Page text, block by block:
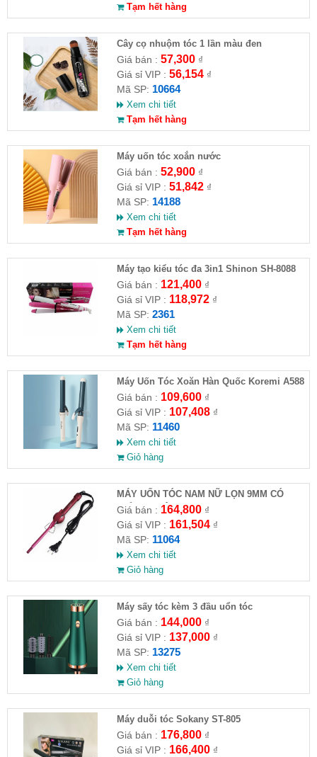
Tạm hết hàng
Cây cọ nhuộm tóc 1 lần màu đen
Giá bán : 57,300₫
Giá sỉ VIP : 56,154₫
Mã SP: 10664
Xem chi tiết
Tạm hết hàng
Máy uốn tóc xoắn nước
Giá bán : 52,900₫
Giá sỉ VIP : 51,842₫
Mã SP: 14188
Xem chi tiết
Tạm hết hàng
Máy tạo kiểu tóc đa 3in1 Shinon SH-8088
Giá bán : 121,400₫
Giá sỉ VIP : 118,972₫
Mã SP: 2361
Xem chi tiết
Tạm hết hàng
Máy Uốn Tóc Xoăn Hàn Quốc Koremi A588
Giá bán : 109,600₫
Giá sỉ VIP : 107,408₫
Mã SP: 11460
Xem chi tiết
Giỏ hàng
MÁY UỐN TÓC NAM NỮ LỌN 9MM CÓ
CHỈNH NHIỆT KEMEI - 1023
Giá bán : 164,800₫
Giá sỉ VIP : 161,504₫
Mã SP: 11064
Xem chi tiết
Giỏ hàng
Máy sấy tóc kèm 3 đầu uổn tóc
Giá bán : 144,000₫
Giá sỉ VIP : 137,000₫
Mã SP: 13275
Xem chi tiết
Giỏ hàng
Máy duỗi tóc Sokany ST-805
Giá bán : 176,800₫
Giá sỉ VIP : 166,400₫